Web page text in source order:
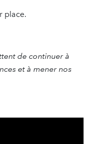
place.
de continuer à
et à mener nos